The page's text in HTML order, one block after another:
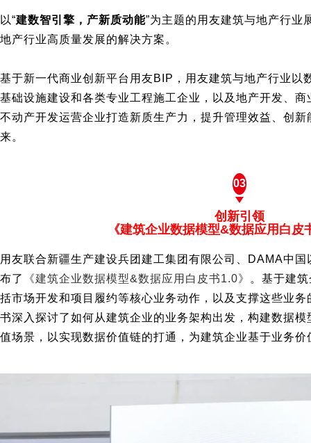
以“建数智引擎，产新质动能”为主题的用友建筑与地产行业
地产行业高质量发展的解决方案。
基于新一代商业创新平台用友BIP，用友建筑与地产行业以
基础设施建设和各类专业工程施工企业，以及地产开发、
不动产开发运营企业打造新质生产力，提升管理效益、创
来。
03
创新引领
《建筑企业数据模型&数据应用白皮
用友联合新疆生产建设兵团建工集团有限公司、DAMA中
布了
《建筑企业数据模型&数据应用白皮书1.0》
。基于建
括市场开发和项目履约等核心业务动作，以及支撑这些业
书深入探讨了如何从建筑企业的业务架构出发，构建数据
值场景，以实现数据价值链的打通，为建筑企业基于业务